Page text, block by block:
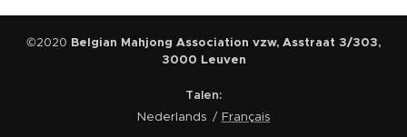
©2020 Belgian Mahjong Association vzw, Asstraat 3/303,
3000 Leuven
Talen
Nederlands
Français